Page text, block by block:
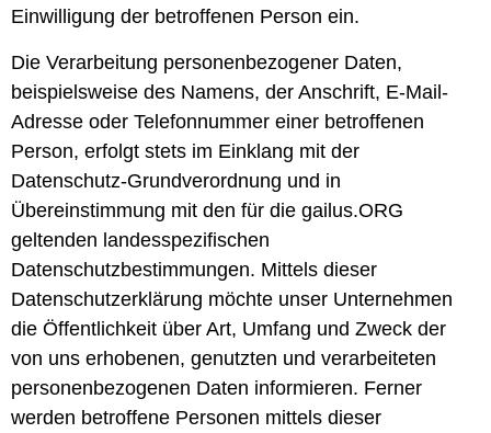
Einwilligung der betroffenen Person ein.
Die Verarbeitung personenbezogener Daten,
beispielsweise des Namens, der Anschrift, E-Mail-
Adresse oder Telefonnummer einer betroffenen
Person, erfolgt stets im Einklang mit der
Datenschutz-Grundverordnung und in
Übereinstimmung mit den für die gailus.ORG
geltenden landesspezifischen
Datenschutzbestimmungen. Mittels dieser
Datenschutzerklärung möchte unser Unternehmen
die Öffentlichkeit über Art, Umfang und Zweck der
von uns erhobenen, genutzten und verarbeiteten
personenbezogenen Daten informieren. Ferner
werden betroffene Personen mittels dieser